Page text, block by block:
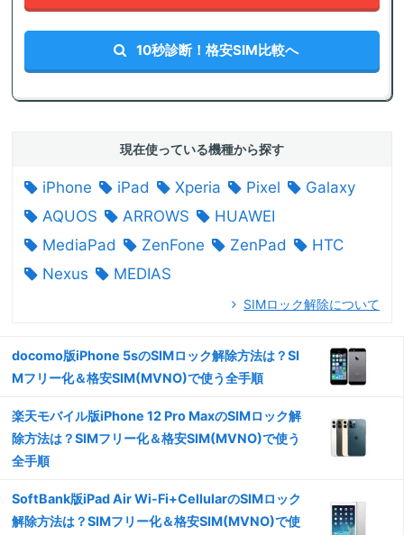
10秒診断！格安SIM比較へ
現在使っている機種から探す
iPhone iPad Xperia Pixel
Galaxy
AQUOS
ARROWS
HUAWEI
MediaPad
ZenFone ZenPad
HTC
Nexus
MEDIAS
SIMロック解除について
docomo版iPhone 5sのSIMロック解除方法は？SI
Mフリー化＆格安SIM(MVNO)で使う全手順
楽天モバイル版iPhone 12 Pro MaxのSIMロック解
除方法は？SIMフリー化＆格安SIM(MVNO)で使う
全手順
SoftBank版iPad Air Wi-Fi+CellularのSIMロック
解除方法は？SIMフリー化＆格安SIM(MVNO)で使